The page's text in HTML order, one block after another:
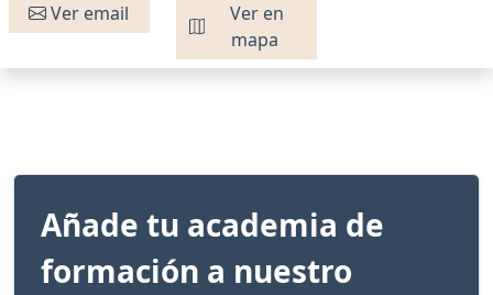
Ver email
Ver en
mapa
Añade tu academia de
formación a nuestro